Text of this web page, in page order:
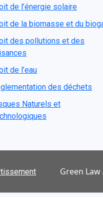
de l’énergie solaire
de la biomasse et du
des pollutions et des
de l’eau
des déchets
Naturels et
Green